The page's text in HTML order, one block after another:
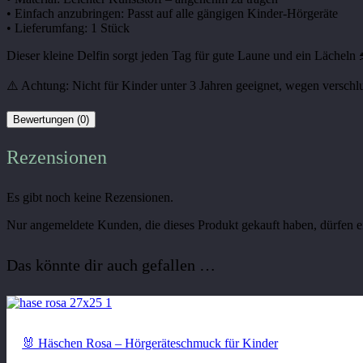
• Einfach anzubringen: Passt auf alle gängigen Kinder-Hörgeräte
• Lieferumfang: 1 Stück
Dieser kleine Delfin sorgt jeden Tag für gute Laune und ein Lächeln
⚠️ Achtung: Nicht für Kinder unter 3 Jahren geeignet, wegen
Bewertungen (0)
Rezensionen
Es gibt noch keine Rezensionen.
Nur angemeldete Kunden, die dieses Produkt gekauft haben, dürfen
Das könnte dir auch gefallen …
🐰 Häschen Rosa – Hörgeräteschmuck für Kinder